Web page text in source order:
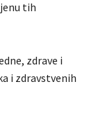
tih
zdrave i
i zdravstvenih